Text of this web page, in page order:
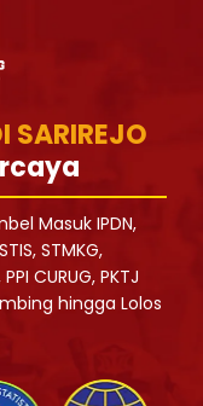
SARIREJO
Masuk IPDN,
STMKG,
CURUG, PKTJ
hingga Lolos